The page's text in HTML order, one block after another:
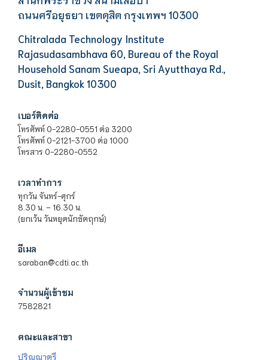
ถนนศรีอยุธยา เขตดุสิต กรุงเทพฯ 10300
Chitralada Technology Institute
Rajasudasambhava 60, Bureau of the Royal
Household Sanam Sueapa, Sri Ayutthaya Rd.,
Dusit, Bangkok 10300
เบอร์ติดต่อ
โทรศัพท์ 0-2280-0551 ต่อ 3200
โทรศัพท์ 0-2121-3700 ต่อ 1000
โทรสาร 0-2280-0552
เวลาทำการ
ทุกวัน จันทร์-ศุกร์
8.30 น. – 16.30 น.
(ยกเว้น วันหยุดนักขัตฤกษ์)
อีเมล
saraban@cdti.ac.th
จำนวนผู้เข้าชม
7582821
คณะและสาขา
ปริญญาตรี